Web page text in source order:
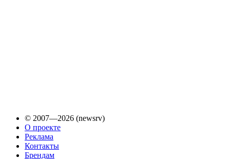
© 2007—2026 (newsrv)
О проекте
Реклама
Контакты
Брендам